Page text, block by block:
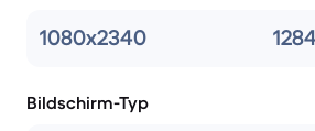
1080x2340
Bildschirm-Typ